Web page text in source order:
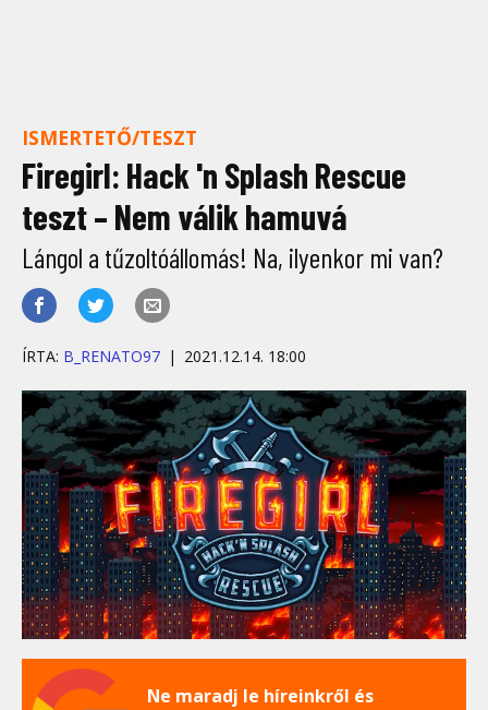
ISMERTETŐ/TESZT
Firegirl: Hack 'n Splash Rescue
teszt – Nem válik hamuvá
Lángol a tűzoltóállomás! Na, ilyenkor mi van?
ÍRTA: B_RENATO97 2021.12.14. 18:00
Ne maradj le híreinkről és